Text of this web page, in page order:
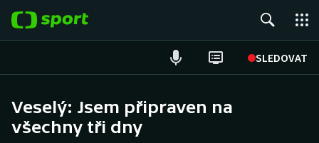
SLEDOVAT
ME v plavání
Veselý: Jsem připraven na
všechny tři dny